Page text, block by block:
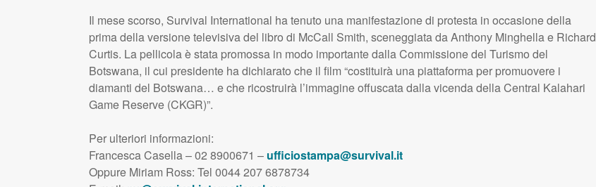
Il mese scorso, Survival International ha tenuto una manifestazione di protesta in occasione della
prima della versione televisiva del libro di McCall Smith, sceneggiata da Anthony Minghella e Richard
Curtis. La pellicola è stata promossa in modo importante dalla Commissione del Turismo del
Botswana, il cui presidente ha dichiarato che il film “costituirà una piattaforma per promuovere i
diamanti del Botswana… e che ricostruirà l’immagine offuscata dalla vicenda della Central Kalahari
Game Reserve (CKGR)”.
Per ulteriori informazioni:
Francesca Casella – 02 8900671 – ufficiostampa@survival.it
Oppure Miriam Ross: Tel 0044 207 6878734